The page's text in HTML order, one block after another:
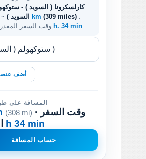
كارلسكرونا ( السويد ) -
السويد ) ~ 497 km (309 miles)
وقت السفر 5 h. 34 min
أضف
المسافة على
(308 mi) · وقت السفر
5 h 34 min
حساب المسافة